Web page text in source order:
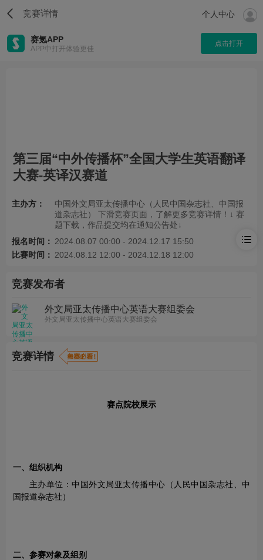
竞赛详情 个人中心
赛氪APP
APP中打开体验更佳
点击打开
第三届“中外传播杯”全国大学生英语翻译
大赛-英译汉赛道
主办方：
中国外文局亚太传播中心（人民中国杂志社、中国报
道杂志社） 下滑竞赛页面，了解更多竞赛详情！↓ 赛
题下载，作品提交均在通知公告处↓
报名时间： 2024.08.07 00:00 - 2024.12.17 15:50
比赛时间： 2024.08.12 12:00 - 2024.12.18 12:00
竞赛发布者
外文局亚太传播中心英语大赛组委会
外文局亚太传播中心英语大赛组委会
竞赛详情
赛点院校展示
一、组织机构
主办单位：中国外文局亚太传播中心（人民中国杂志社、中
国报道杂志社）
二、参赛对象及组别